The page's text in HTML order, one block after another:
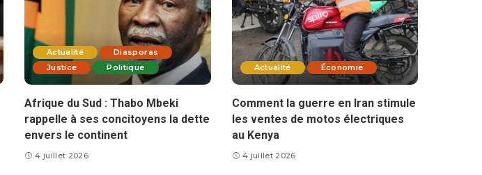
Actualité
Diasporas
Justice
Politique
Afrique du Sud : Thabo Mbeki
rappelle à ses concitoyens la dette
envers le continent
4 juillet 2026
Actualité Économie
Comment la guerre en Iran stimule
les ventes de motos électriques
au Kenya
4 juillet 2026